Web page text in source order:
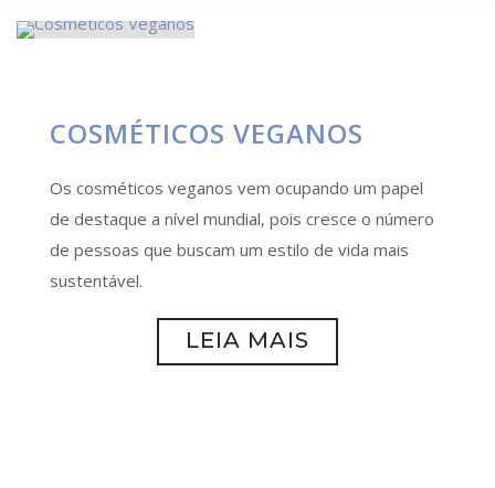
COSMÉTICOS VEGANOS
Os cosméticos veganos vem ocupando um papel
de destaque a nível mundial, pois cresce o número
de pessoas que buscam um estilo de vida mais
sustentável.
LEIA MAIS